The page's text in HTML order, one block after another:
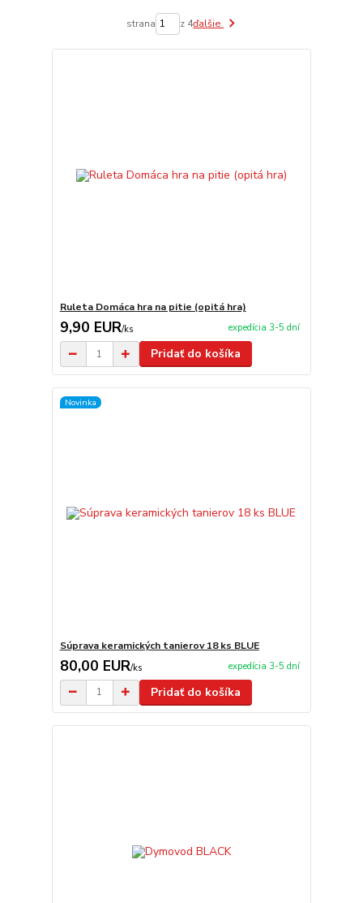
strana z 4ďalšie
Ruleta Domáca hra na pitie (opitá hra)
9,90 EUR/ks expedícia 3-5 dní
Pridať do košíka
Novinka
Súprava keramických tanierov 18 ks BLUE
80,00 EUR/ks expedícia 3-5 dní
Pridať do košíka